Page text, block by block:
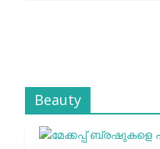
Beauty